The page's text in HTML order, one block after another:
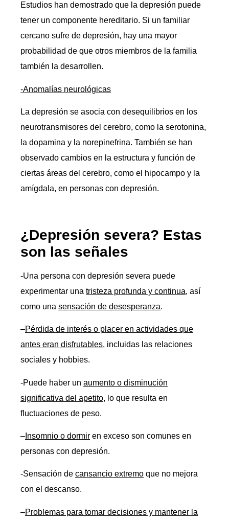
Estudios han demostrado que la depresión puede
tener un componente hereditario. Si un familiar
cercano sufre de depresión, hay una mayor
probabilidad de que otros miembros de la familia
también la desarrollen.
-Anomalías neurológicas
La depresión se asocia con desequilibrios en los
neurotransmisores del cerebro, como la serotonina,
la dopamina y la norepinefrina. También se han
observado cambios en la estructura y función de
ciertas áreas del cerebro, como el hipocampo y la
amígdala, en personas con depresión.
¿Depresión severa? Estas
son las señales
-Una persona con depresión severa puede
experimentar una tristeza profunda y continua, así
como una sensación de desesperanza.
–Pérdida de interés o placer en actividades que
antes eran disfrutables, incluidas las relaciones
sociales y hobbies.
-Puede haber un aumento o disminución
significativa del apetito, lo que resulta en
fluctuaciones de peso.
– Insomnio o dormir en exceso son comunes en
personas con depresión.
-Sensación de cansancio extremo que no mejora
con el descanso.
–Problemas para tomar decisiones y mantener la